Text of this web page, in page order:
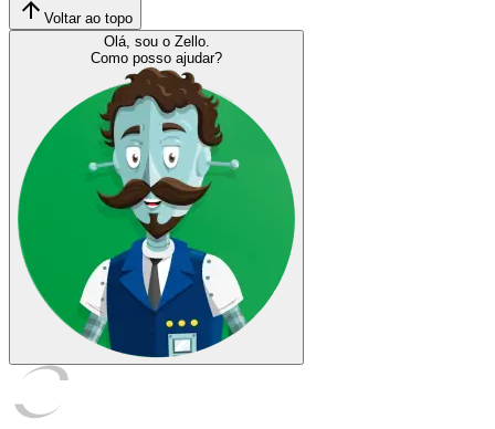
Voltar ao topo
Olá, sou o Zello.
Como posso ajudar?